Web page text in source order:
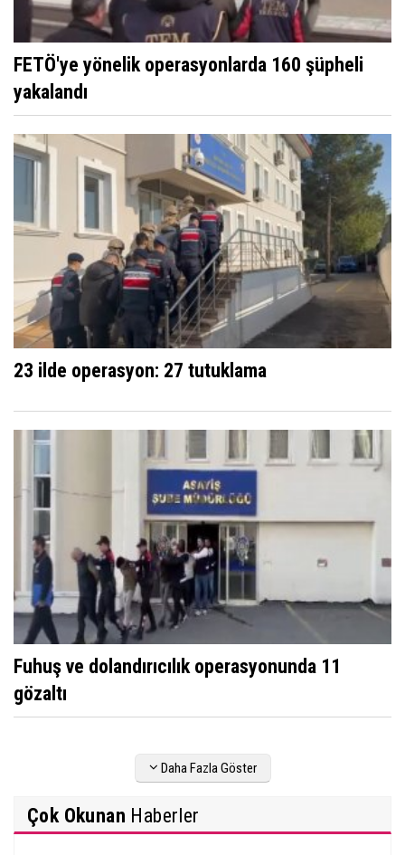
FETÖ'ye yönelik operasyonlarda 160 şüpheli
yakalandı
23 ilde operasyon: 27 tutuklama
Fuhuş ve dolandırıcılık operasyonunda 11
gözaltı
Daha Fazla Göster
Çok Okunan Haberler